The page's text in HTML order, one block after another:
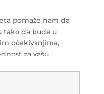
pomaže nam da
tako da bude u
očekivanjima,
za vašu